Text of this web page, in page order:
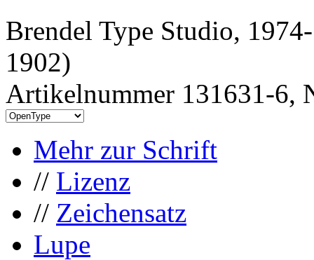
Brendel Type Studio,
1902)
Artikelnummer 131631-6,
Mehr zur Schrift
// Lizenz
// Zeichensatz
Lupe